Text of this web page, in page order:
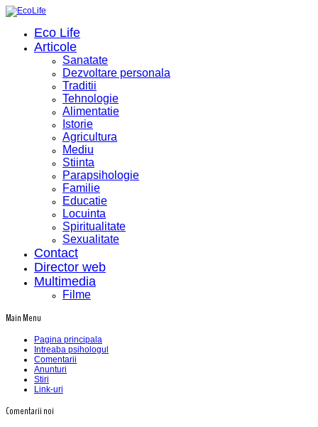
Eco Life
Articole
Sanatate
Dezvoltare personala
Traditii
Tehnologie
Alimentatie
Istorie
Agricultura
Mediu
Stiinta
Parapsihologie
Familie
Educatie
Locuinta
Spiritualitate
Sexualitate
Contact
Director web
Multimedia
Filme
Main Menu
Pagina principala
Intreaba psihologul
Comentarii
Anunturi
Stiri
Link-uri
Comentarii noi